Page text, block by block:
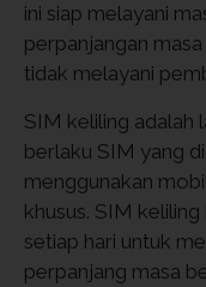
ini siap melayani
perpanjangan
tidak melayani
SIM keliling adalah
berlaku SIM yang
menggunakan
khusus. SIM
setiap hari untuk
perpanjang masa